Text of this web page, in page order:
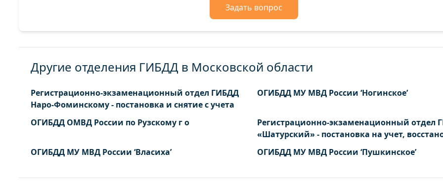
Задать вопрос
Другие отделения ГИБДД в Московской области
Регистрационно-экзаменационный отдел ГИБДД
Наро-Фоминскому - постановка и снятие с учета
ОГИБДД МУ МВД России ‘Ногинское’
ОГИБДД ОМВД России по Рузскому г о
Регистрационно-экзаменационный отдел
«Шатурский» - постановка на учет,
ОГИБДД МУ МВД России ‘Власиха’
ОГИБДД МУ МВД России ‘Пушкинское’